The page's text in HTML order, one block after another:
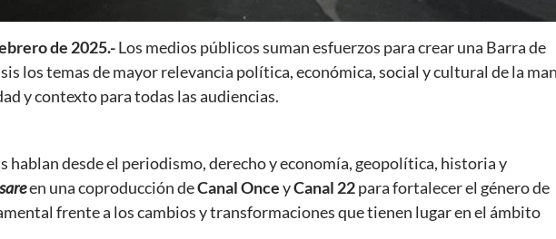
de 2025.-Los medios públicos suman esfuerzos para crear una Barra de
los temas de mayor relevancia política, económica, social y cultural de la
y contexto para todas las audiencias.
hablan desde el periodismo, derecho y economía, geopolítica, historia y
en una coproducción deCanal OnceyCanal 22para fortalecer el género de
frente a los cambios y transformaciones que tienen lugar en el ámbito